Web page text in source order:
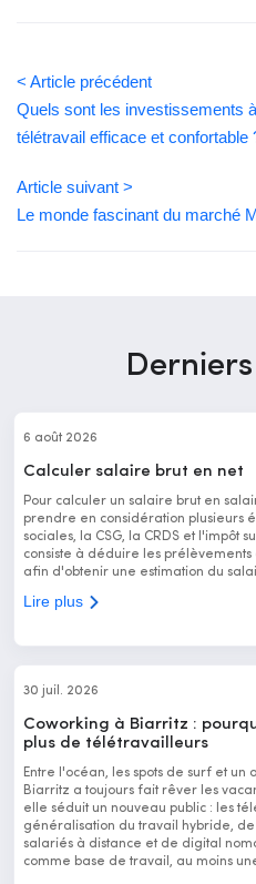
< Article précédent
Quels sont les investissements
télétravail efficace et confortable
Article suivant >
Le monde fascinant du marché
6 août 2026
Calculer salaire brut en net
Pour calculer un salaire brut en
prendre en considération plusieurs
sociales, la CSG, la CRDS et l'impôt
consiste à déduire les
afin d'obtenir une estimation du
Lire plus
30 juil. 2026
Coworking à Biarritz :
plus de télétravailleurs
Entre l'océan, les spots de surf et
Biarritz a toujours fait rêver les
elle séduit un nouveau public : les
généralisation du travail hybride,
salariés à distance et de digital
comme base de travail, au moins